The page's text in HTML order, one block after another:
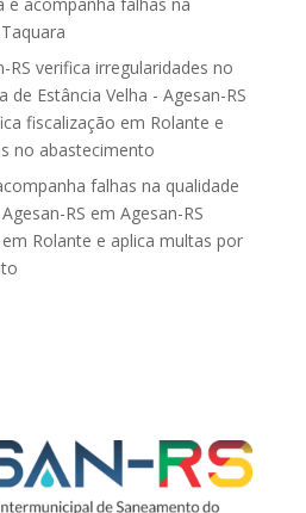
RS verifica irregularidades no
Estância Velha - Agesan-RS
fiscalização em Rolante e
no abastecimento
falhas na qualidade
RS em Agesan-RS
Rolante e aplica multas por